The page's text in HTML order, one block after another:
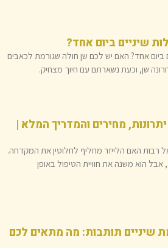
שיניים ביום אחד?
ביום אחד? האם יש לכם שן חולה שגורמת לכאבים
שן, וכעת נשארתם עם חיוך מצחיק.
מחירים והמדריך המלא |
רבות האם הלייזר מחליף לחלוטין את המקדחה.
הוא משנה את חוויית הטיפול באופן
שיניים תותבות: מה מתאים לכם